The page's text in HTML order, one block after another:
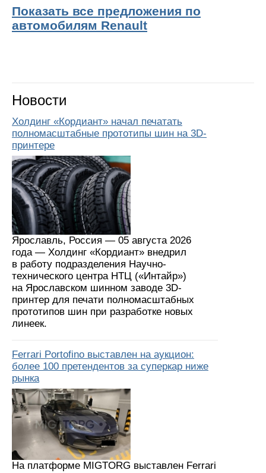
Показать все предложения по
автомобилям Renault
Новости
Холдинг «Кордиант» начал печатать
полномасштабные прототипы шин на 3D-
принтере
Ярославль, Россия — 05 августа 2026
года — Холдинг «Кордиант» внедрил
в работу подразделения Научно-
технического центра НТЦ («Интайр»)
на Ярославском шинном заводе 3D-
принтер для печати полномасштабных
прототипов шин при разработке новых
линеек.
Ferrari Portofino выставлен на аукцион:
более 100 претендентов за суперкар ниже
рынка
На платформе MIGTORG выставлен Ferrari